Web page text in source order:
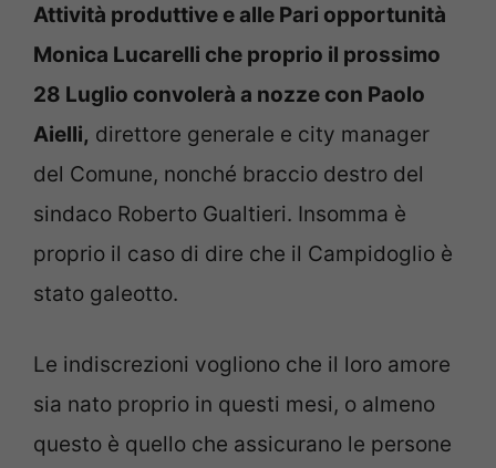
Attività produttive e alle Pari opportunità
Monica Lucarelli che proprio il prossimo
28 Luglio convolerà a nozze con Paolo
Aielli, direttore generale e city manager
del Comune, nonché braccio destro del
sindaco Roberto Gualtieri. Insomma è
proprio il caso di dire che il Campidoglio è
stato galeotto.
Le indiscrezioni vogliono che il loro amore
sia nato proprio in questi mesi, o almeno
questo è quello che assicurano le persone